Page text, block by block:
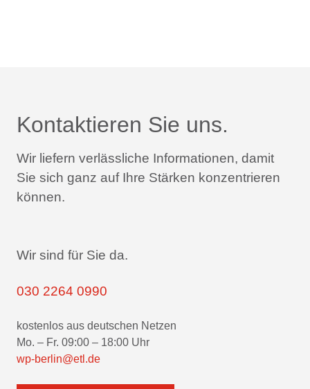
Kontaktieren Sie uns.
Wir liefern verlässliche Informationen, damit
Sie sich ganz auf Ihre Stärken konzentrieren
können.
Wir sind für Sie da.
030 2264 0990
kostenlos aus deutschen Netzen
Mo. – Fr. 09:00 – 18:00 Uhr
wp-berlin@etl.de